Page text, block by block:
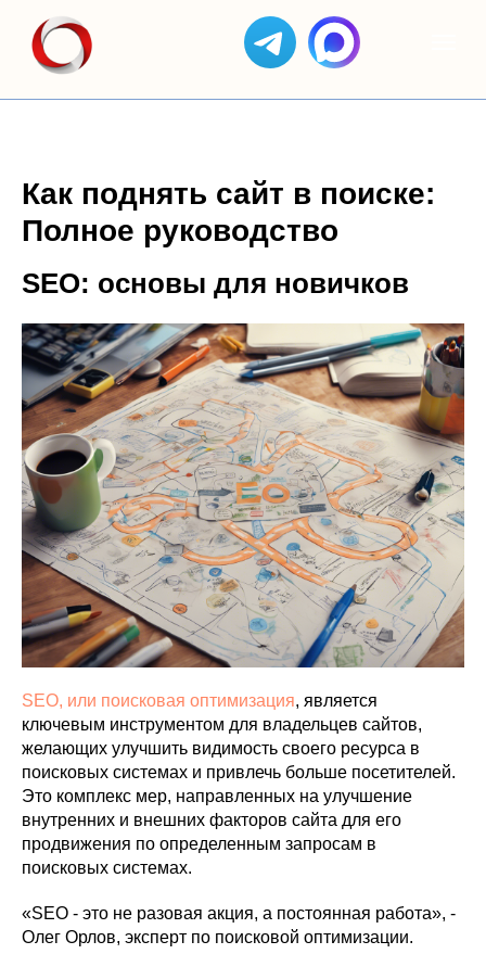
КЕЙСЫ ОТЗЫВЫ
ЯНДЕКС
ДИРЕКТ
GOOGLE
ADS
СОЗДАНИЕ
САЙТОВ
SEO
VK ADS
АВИТО
ЯНДЕКС
БИЗНЕС
Как поднять сайт в поиске:
Полное руководство
SEO: основы для новичков
SEO, или поисковая оптимизация, является
ключевым инструментом для владельцев сайтов,
желающих улучшить видимость своего ресурса в
поисковых системах и привлечь больше посетителей.
Это комплекс мер, направленных на улучшение
внутренних и внешних факторов сайта для его
продвижения по определенным запросам в
поисковых системах.
«SEO - это не разовая акция, а постоянная работа», -
Олег Орлов, эксперт по поисковой оптимизации.